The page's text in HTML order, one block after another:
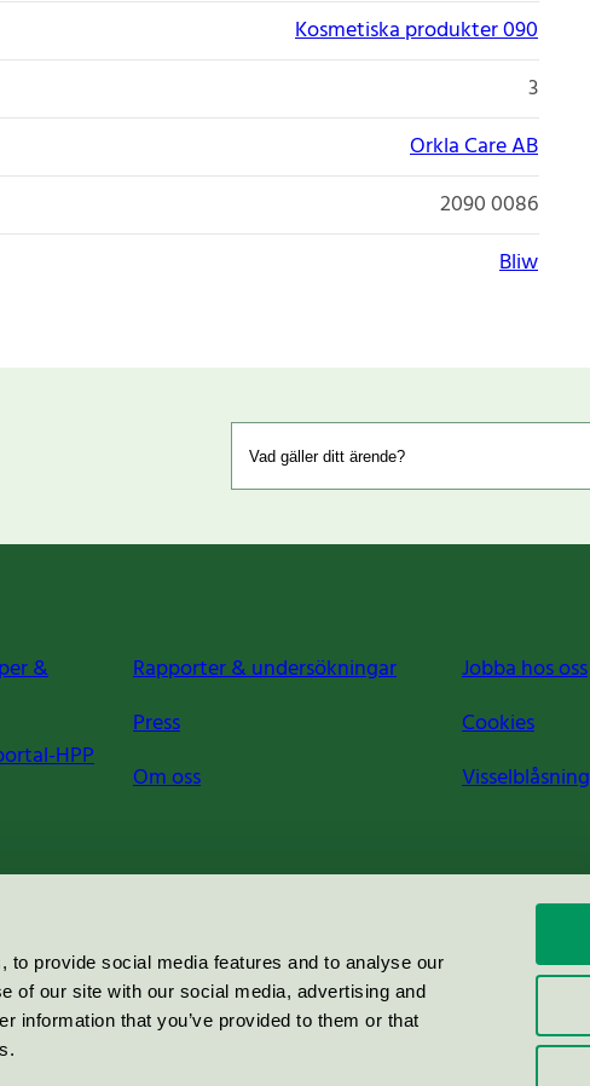
provide social media features and to analyse our
of our site with our social media, advertising and
information that you’ve provided to them or that
Kosmetiska produkter 090
3
Orkla Care AB
2090 0086
Bliw
&
HPP
Rapporter & undersökningar
Press
Om oss
Jobba hos oss
Cookies
Visselblåsning